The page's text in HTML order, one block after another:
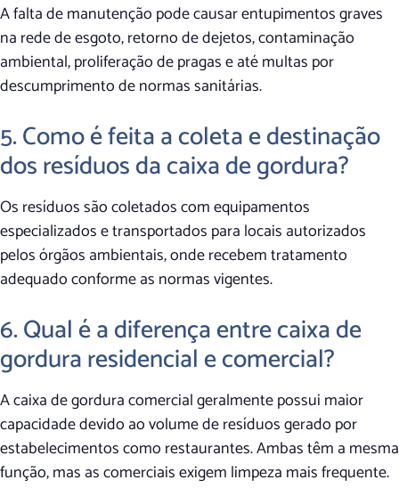
A falta de manutenção pode causar entupimentos graves
na rede de esgoto, retorno de dejetos, contaminação
ambiental, proliferação de pragas e até multas por
descumprimento de normas sanitárias.
5. Como é feita a coleta e destinação
dos resíduos da caixa de gordura?
Os resíduos são coletados com equipamentos
especializados e transportados para locais autorizados
pelos órgãos ambientais, onde recebem tratamento
adequado conforme as normas vigentes.
6. Qual é a diferença entre caixa de
gordura residencial e comercial?
A caixa de gordura comercial geralmente possui maior
capacidade devido ao volume de resíduos gerado por
estabelecimentos como restaurantes. Ambas têm a mesma
função, mas as comerciais exigem limpeza mais frequente.